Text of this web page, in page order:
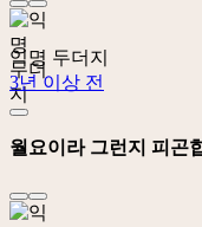
익명 두더지
3년 이상 전
월요이라 그런지 피곤